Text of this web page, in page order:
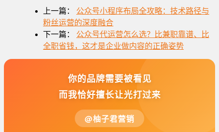
上一篇： 公众号小程序布局全攻略：技术路径与
粉丝运营的深度融合
下一篇： 公众号代运营怎么选？比兼职靠谱、比
全职省钱，这才是企业做内容的正确姿势
你的品牌需要被看见
而我恰好擅长让光打过来
@柚子君营销